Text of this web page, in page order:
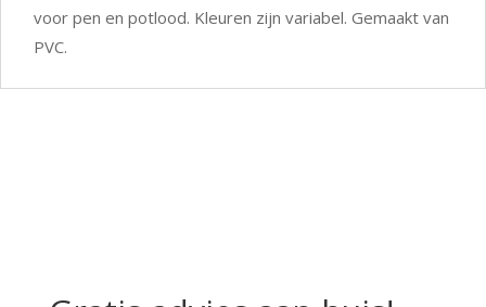
voor pen en potlood. Kleuren zijn variabel. Gemaakt van
PVC.